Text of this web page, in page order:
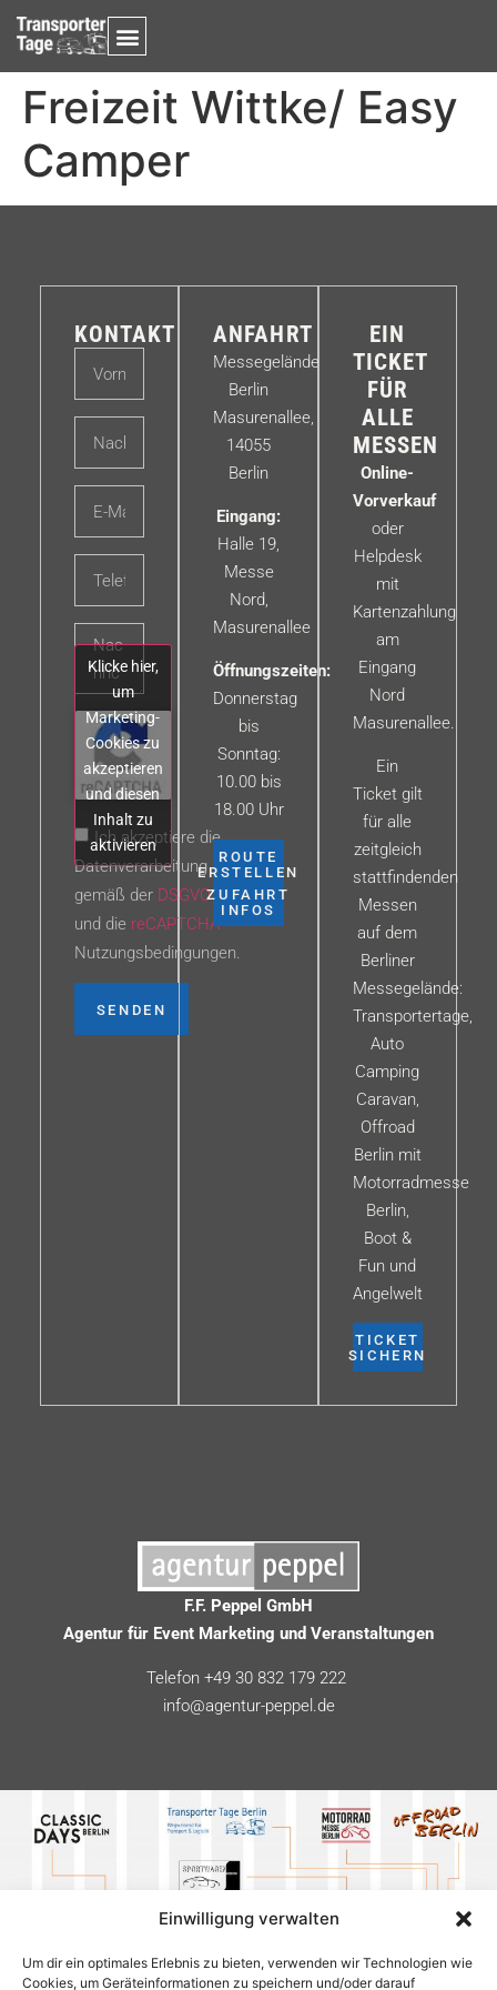
Einwilligung verwalten
Um dir ein optimales Erlebnis zu bieten, verwenden wir Technologien wie
Cookies, um Geräteinformationen zu speichern und/oder darauf
Freizeit Wittke/ Easy
Camper
KONTAKT
Klicke hier,
um
Marketing-
Cookies zu
akzeptieren
und diesen
Inhalt zu
aktivieren
Ich akzeptiere die
Datenverarbeitung
gemäß derDSGVO
und die reCAPTCHA
Nutzungsbedingungen.
SENDEN
ANFAHRT
Messegelände
Berlin
Masurenallee,
14055
Berlin
Eingang:
Halle 19,
Messe
Nord,
Masurenallee
Öffnungszeiten:
Donnerstag
bis
Sonntag:
10.00 bis
18.00 Uhr
ROUTE
ERSTELLEN
ZUFAHRT
INFOS
EIN
TICKET
FÜR
ALLE
MESSEN
Online-
Vorverkauf
oder
Helpdesk
mit
Kartenzahlung
am
Eingang
Nord
Masurenallee.
Ein
Ticket gilt
für alle
zeitgleich
stattfindenden
Messen
auf dem
Berliner
Messegelände:
Transportertage,
Auto
Camping
Caravan,
Offroad
Berlin mit
Motorradmesse
Berlin,
Boot &
Fun und
Angelwelt
TICKET
SICHERN
F.F. Peppel GmbH
Agentur für Event Marketing und Veranstaltungen
Telefon +49 30 832 179 222
info@agentur-peppel.de